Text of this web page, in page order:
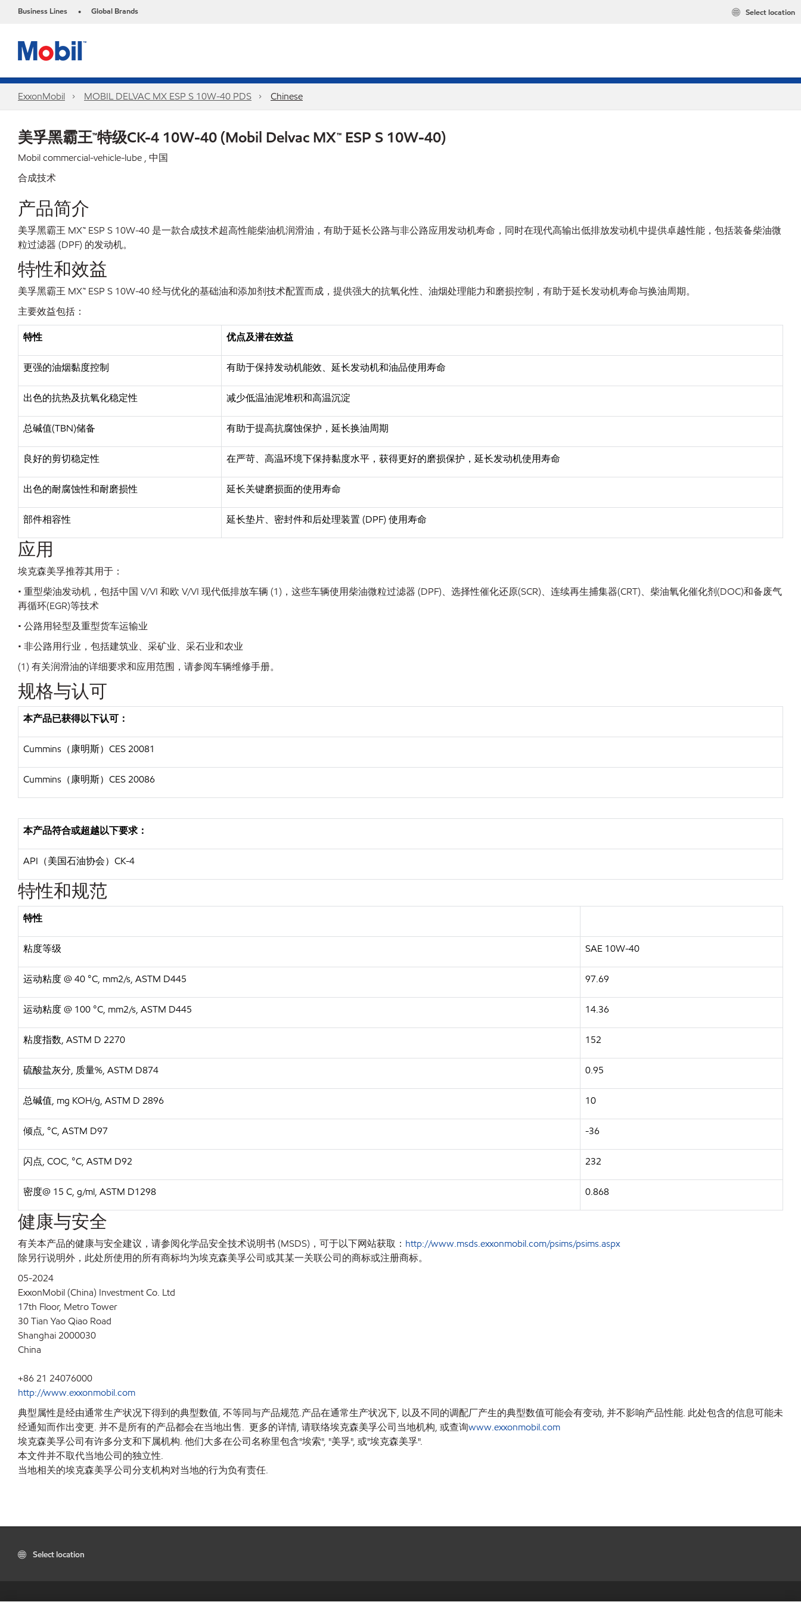
Business Lines • Global Brands Select location
ExxonMobil MOBIL DELVAC MX ESP S 10W-40 PDS Chinese
美孚黑霸王™特级CK-4 10W-40 (Mobil Delvac MX™ ESP S 10W-40)
Mobil commercial-vehicle-lube , 中国
合成技术
产品简介
美孚黑霸王 MX™ ESP S 10W-40 是一款合成技术超高性能柴油机润滑油，有助于延长公路与非公路应用发动机寿命，同时在现代高输出低排放发动机中提供卓越性能，包括装备柴油微
粒过滤器 (DPF) 的发动机。
特性和效益
美孚黑霸王 MX™ ESP S 10W-40 经与优化的基础油和添加剂技术配置而成，提供强大的抗氧化性、油烟处理能力和磨损控制，有助于延长发动机寿命与换油周期。
主要效益包括：
特性 优点及潜在效益
更强的油烟黏度控制 有助于保持发动机能效、延长发动机和油品使用寿命
出色的抗热及抗氧化稳定性 减少低温油泥堆积和高温沉淀
总碱值(TBN)储备 有助于提高抗腐蚀保护，延长换油周期
良好的剪切稳定性 在严苛、高温环境下保持黏度水平，获得更好的磨损保护，延长发动机使用寿命
出色的耐腐蚀性和耐磨损性 延长关键磨损面的使用寿命
部件相容性 延长垫片、密封件和后处理装置 (DPF) 使用寿命
应用
埃克森美孚推荐其用于：
• 重型柴油发动机，包括中国 V/VI 和欧 V/VI 现代低排放车辆 (1)，这些车辆使用柴油微粒过滤器 (DPF)、选择性催化还原(SCR)、连续再生捕集器(CRT)、柴油氧化催化剂(DOC)和备废气
再循环(EGR)等技术
• 公路用轻型及重型货车运输业
• 非公路用行业，包括建筑业、采矿业、采石业和农业
(1) 有关润滑油的详细要求和应用范围，请参阅车辆维修手册。
规格与认可
本产品已获得以下认可：
Cummins（康明斯）CES 20081
Cummins（康明斯）CES 20086
本产品符合或超越以下要求：
API（美国石油协会）CK-4
特性和规范
特性
粘度等级 SAE 10W-40
运动粘度 @ 40 °C, mm2/s, ASTM D445 97.69
运动粘度 @ 100 °C, mm2/s, ASTM D445 14.36
粘度指数, ASTM D 2270 152
硫酸盐灰分, 质量%, ASTM D874 0.95
总碱值, mg KOH/g, ASTM D 2896 10
倾点, °C, ASTM D97 -36
闪点, COC, °C, ASTM D92 232
密度@ 15 C, g/ml, ASTM D1298 0.868
健康与安全
有关本产品的健康与安全建议，请参阅化学品安全技术说明书 (MSDS)，可于以下网站获取： http://www.msds.exxonmobil.com/psims/psims.aspx
除另行说明外，此处所使用的所有商标均为埃克森美孚公司或其某一关联公司的商标或注册商标。
05-2024
ExxonMobil (China) Investment Co. Ltd
17th Floor, Metro Tower
30 Tian Yao Qiao Road
Shanghai 2000030
China
+86 21 24076000
http://www.exxonmobil.com
典型属性是经由通常生产状况下得到的典型数值, 不等同与产品规范.产品在通常生产状况下, 以及不同的调配厂产生的典型数值可能会有变动, 并不影响产品性能. 此处包含的信息可能未
经通知而作出变更. 并不是所有的产品都会在当地出售. 更多的详情, 请联络埃克森美孚公司当地机构, 或查询www.exxonmobil.com
埃克森美孚公司有许多分支和下属机构. 他们大多在公司名称里包含"埃索", "美孚", 或"埃克森美孚".
本文件并不取代当地公司的独立性.
当地相关的埃克森美孚公司分支机构对当地的行为负有责任.
Select location